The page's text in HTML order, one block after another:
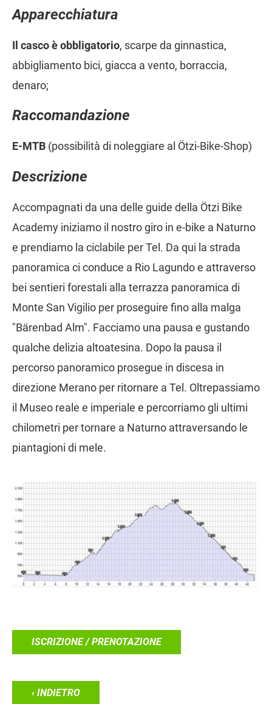
Apparecchiatura
Il casco è obbligatorio, scarpe da ginnastica,
abbigliamento bici, giacca a vento, borraccia,
denaro;
Raccomandazione
E-MTB (possibilità di noleggiare al Ötzi-Bike-Shop)
Descrizione
Accompagnati da una delle guide della Ötzi Bike
Academy iniziamo il nostro giro in e-bike a Naturno
e prendiamo la ciclabile per Tel. Da qui la strada
panoramica ci conduce a Rio Lagundo e attraverso
bei sentieri forestali alla terrazza panoramica di
Monte San Vigilio per proseguire fino alla malga
"Bärenbad Alm". Facciamo una pausa e gustando
qualche delizia altoatesina. Dopo la pausa il
percorso panoramico prosegue in discesa in
direzione Merano per ritornare a Tel. Oltrepassiamo
il Museo reale e imperiale e percorriamo gli ultimi
chilometri per tornare a Naturno attraversando le
piantagioni di mele.
ISCRIZIONE / PRENOTAZIONE
‹ INDIETRO